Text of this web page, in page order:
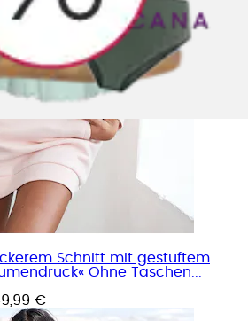
Schnitt mit gestuftem
Ohne Taschen...
€